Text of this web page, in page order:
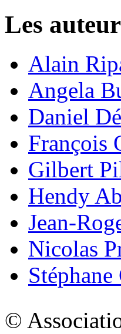
Les
Alain
Angela
Daniel
François
Gilbert
Hendy
Jean-
Nicolas
©